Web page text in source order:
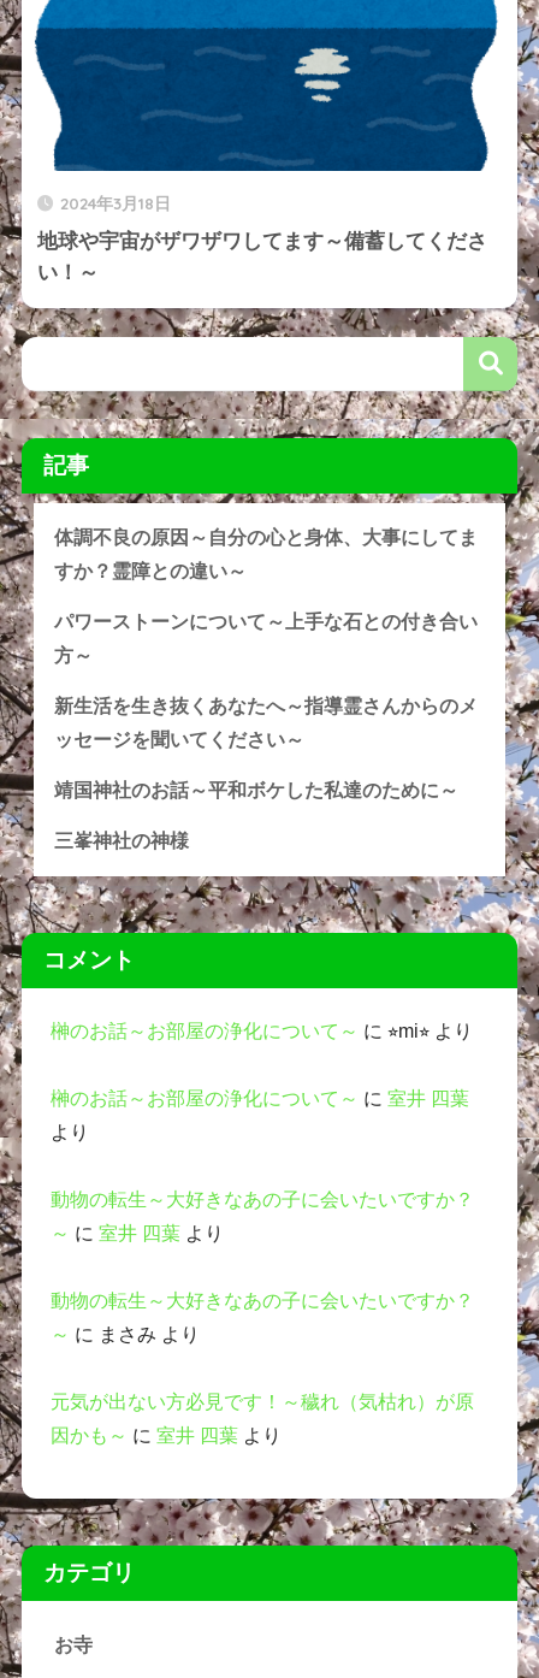
2024年3月18日
地球や宇宙がザワザワしてます～備蓄してくださ
い！～
記事
体調不良の原因～自分の心と身体、大事にしてま
すか？霊障との違い～
パワーストーンについて～上手な石との付き合い
方～
新生活を生き抜くあなたへ～指導霊さんからのメ
ッセージを聞いてください～
靖国神社のお話～平和ボケした私達のために～
三峯神社の神様
コメント
榊のお話～お部屋の浄化について～ に ⭐︎mi⭐︎より
榊のお話～お部屋の浄化について～ に 室井 四葉
より
動物の転生～大好きなあの子に会いたいですか？
～ に 室井 四葉より
動物の転生～大好きなあの子に会いたいですか？
～ に まさみ より
元気が出ない方必見です！～穢れ（気枯れ）が原
因かも～ に 室井 四葉より
カテゴリ
お寺